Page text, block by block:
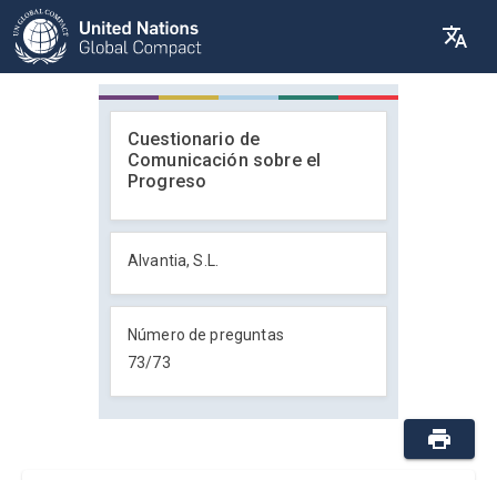
Cuestionario de
Comunicación sobre el
Progreso
Alvantia, S.L.
Número de preguntas
73/73